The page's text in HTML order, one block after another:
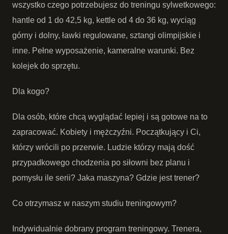
wszystko czego potrzebujesz do treningu sylwetkowego:
hantle od 1 do 42,5 kg, kettle od 4 do 36 kg, wyciąg
górny i dolny, ławki regulowane, sztangi olimpijskie i
inne. Pełne wyposażenie, kameralne warunki. Bez
kolejek do sprzętu.
Dla kogo?
Dla osób, które chcą wyglądać lepiej i są gotowe na to
zapracować. Kobiety i mężczyźni. Początkujący i Ci,
którzy wrócili po przerwie. Ludzie którzy mają dość
przypadkowego chodzenia po siłowni bez planu i
pomysłu ile serii? Jaka maszyna? Gdzie jest trener?
Co otrzymasz w naszym studiu treningowym?
Indywidualnie dobrany program treningowy. Trenera,